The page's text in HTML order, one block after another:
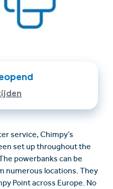
Ticket- &
Nederlands
service, Chimpy’s
set up throughout the
powerbanks can be
numerous locations. They
Point across Europe. No